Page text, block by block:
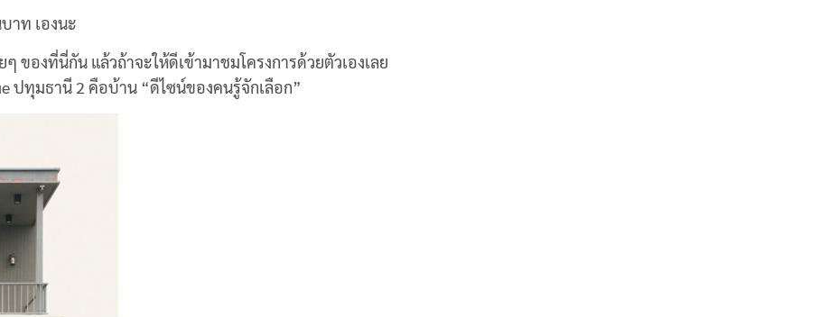
าท เองนะ
ของที่นี่กัน แล้วถ้าจะให้ดีเข้ามาชมโครงการด้วยตัวเองเลย
ปทุมธานี 2 คือบ้าน “ดีไซน์ของคนรู้จักเลือก”